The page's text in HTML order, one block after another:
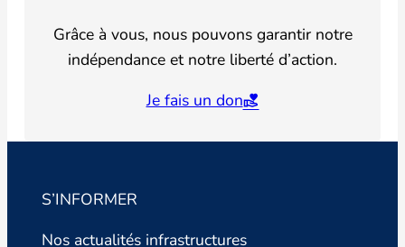
Grâce à vous, nous pouvons garantir notre
indépendance et notre liberté d’action.
Je fais un don
S’INFORMER
Nos actualités infrastructures